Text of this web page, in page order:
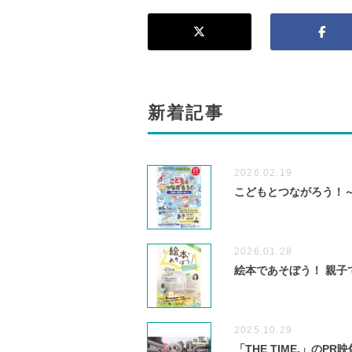
新着記事
2026.02.19
こどもとつながろう！
2026.01.28
絵本であそぼう！ 親子
2025.10.29
「THE TIME,」のPR